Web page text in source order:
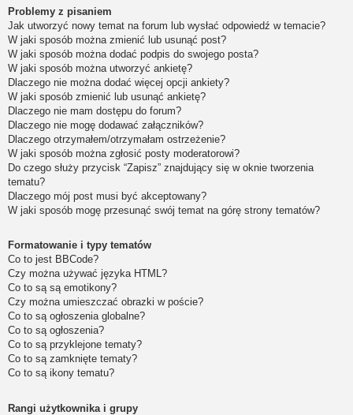
Problemy z pisaniem
Jak utworzyć nowy temat na forum lub wysłać odpowiedź w temacie?
W jaki sposób można zmienić lub usunąć post?
W jaki sposób można dodać podpis do swojego posta?
W jaki sposób można utworzyć ankietę?
Dlaczego nie można dodać więcej opcji ankiety?
W jaki sposób zmienić lub usunąć ankietę?
Dlaczego nie mam dostępu do forum?
Dlaczego nie mogę dodawać załączników?
Dlaczego otrzymałem/otrzymałam ostrzeżenie?
W jaki sposób można zgłosić posty moderatorowi?
Do czego służy przycisk “Zapisz” znajdujący się w oknie tworzenia
tematu?
Dlaczego mój post musi być akceptowany?
W jaki sposób mogę przesunąć swój temat na górę strony tematów?
Formatowanie i typy tematów
Co to jest BBCode?
Czy można używać języka HTML?
Co to są są emotikony?
Czy można umieszczać obrazki w poście?
Co to są ogłoszenia globalne?
Co to są ogłoszenia?
Co to są przyklejone tematy?
Co to są zamknięte tematy?
Co to są ikony tematu?
Rangi użytkownika i grupy